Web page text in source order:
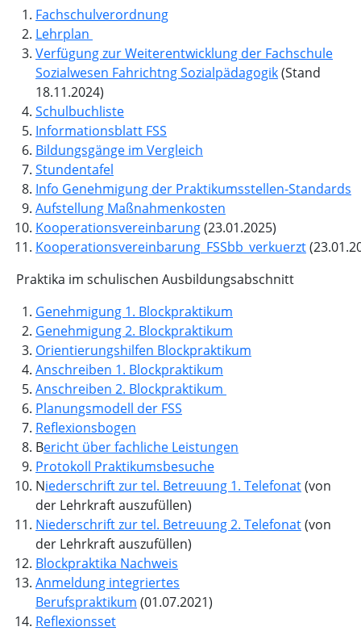
Fachschulverordnung
Lehrplan
Verfügung zur Weiterentwicklung der Fachschule
Sozialwesen Fahrichtng Sozialpädagogik(Stand
18.11.2024)
Schulbuchliste
Informationsblatt FSS
Bildungsgänge im Vergleich
Stundentafel
Info Genehmigung der Praktikumsstellen-Standards
Aufstellung Maßnahmenkosten
Kooperationsvereinbarung(23.01.2025)
Kooperationsvereinbarung_FSSbb_verkuerzt
Praktika im schulischen Ausbildungsabschnitt
Genehmigung 1. Blockpraktikum
Genehmigung 2. Blockpraktikum
Orientierungshilfen Blockpraktikum
Anschreiben 1. Blockpraktikum
Anschreiben 2. Blockpraktikum
Planungsmodell der FSS
Reflexionsbogen
Bericht über fachliche Leistungen
Protokoll Praktikumsbesuche
Niederschrift zur tel. Betreuung 1. Telefonat(von
der Lehrkraft auszufüllen)
Niederschrift zur tel. Betreuung 2. Telefonat(von
der Lehrkraft auszufüllen)
Blockpraktika Nachweis
Anmeldung integriertes
Berufspraktikum (01.07.2021)
Reflexionsset